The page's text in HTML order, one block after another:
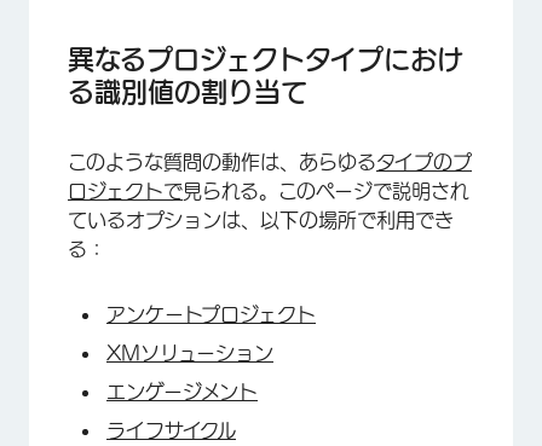
異なるプロジェクトタイプにおけ
る識別値の割り当て
このような質問の動作は、あらゆるタイプのプ
ロジェクトで見られる。このページで説明され
ているオプションは、以下の場所で利用でき
る：
アンケートプロジェクト
XMソリューション
エンゲージメント
ライフサイクル